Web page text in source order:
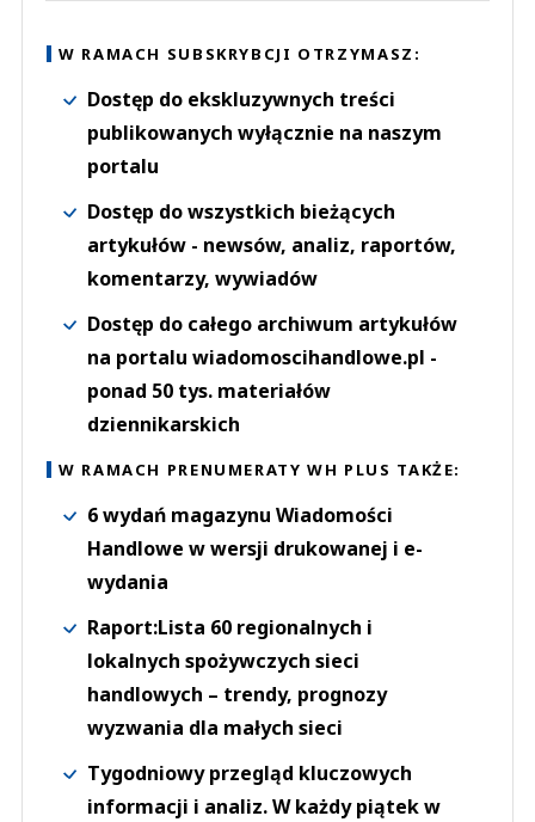
W RAMACH SUBSKRYBCJI OTRZYMASZ:
Dostęp do ekskluzywnych treści
publikowanych wyłącznie na naszym
portalu
Dostęp do wszystkich bieżących
artykułów - newsów, analiz, raportów,
komentarzy, wywiadów
Dostęp do całego archiwum artykułów
na portalu wiadomoscihandlowe.pl -
ponad 50 tys. materiałów
dziennikarskich
W RAMACH PRENUMERATY WH PLUS TAKŻE:
6 wydań magazynu Wiadomości
Handlowe w wersji drukowanej i e-
wydania
Raport:Lista 60 regionalnych i
lokalnych spożywczych sieci
handlowych – trendy, prognozy
wyzwania dla małych sieci
Tygodniowy przegląd kluczowych
informacji i analiz. W każdy piątek w